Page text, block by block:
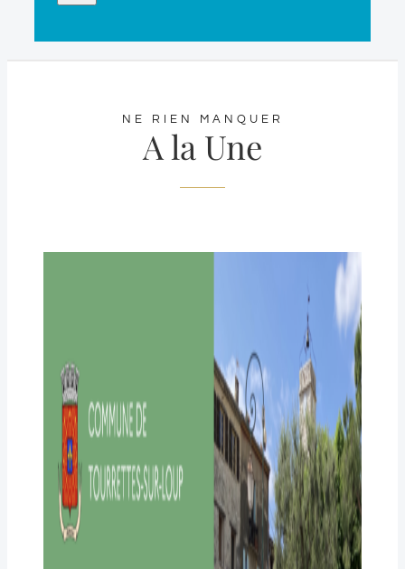
NE RIEN MANQUER
A la Une